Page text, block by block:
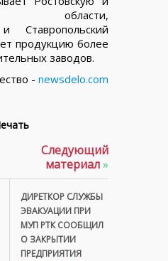
области,
Ставропольский
продукцию более
заводов.
- newsdelo.com
Следующий
материал»
ДИРЕТКОР СЛУЖБЫ
ЭВАКУАЦИИ ПРИ
МУП РТК СООБЩИЛ
О ЗАКРЫТИИ
ПРЕДПРИЯТИЯ